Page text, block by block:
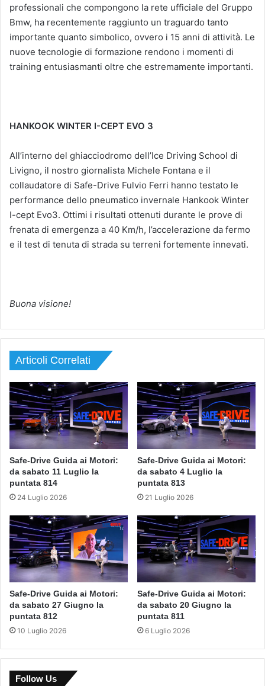
professionali che compongono la rete ufficiale del Gruppo
Bmw, ha recentemente raggiunto un traguardo tanto
importante quanto simbolico, ovvero i 15 anni di attività. Le
nuove tecnologie di formazione rendono i momenti di
training entusiasmanti oltre che estremamente importanti.
HANKOOK WINTER I-CEPT EVO 3
All’interno del ghiacciodromo dell’Ice Driving School di
Livigno, il nostro giornalista Michele Fontana e il
collaudatore di Safe-Drive Fulvio Ferri hanno testato le
performance dello pneumatico invernale Hankook Winter
I-cept Evo3. Ottimi i risultati ottenuti durante le prove di
frenata di emergenza a 40 Km/h, l’accelerazione da fermo
e il test di tenuta di strada su terreni fortemente innevati.
Buona visione!
Articoli Correlati
Safe-Drive Guida ai Motori:
da sabato 11 Luglio la
puntata 814
24 Luglio 2026
Safe-Drive Guida ai Motori:
da sabato 4 Luglio la
puntata 813
21 Luglio 2026
Safe-Drive Guida ai Motori:
da sabato 27 Giugno la
puntata 812
10 Luglio 2026
Safe-Drive Guida ai Motori:
da sabato 20 Giugno la
puntata 811
6 Luglio 2026
Follow Us